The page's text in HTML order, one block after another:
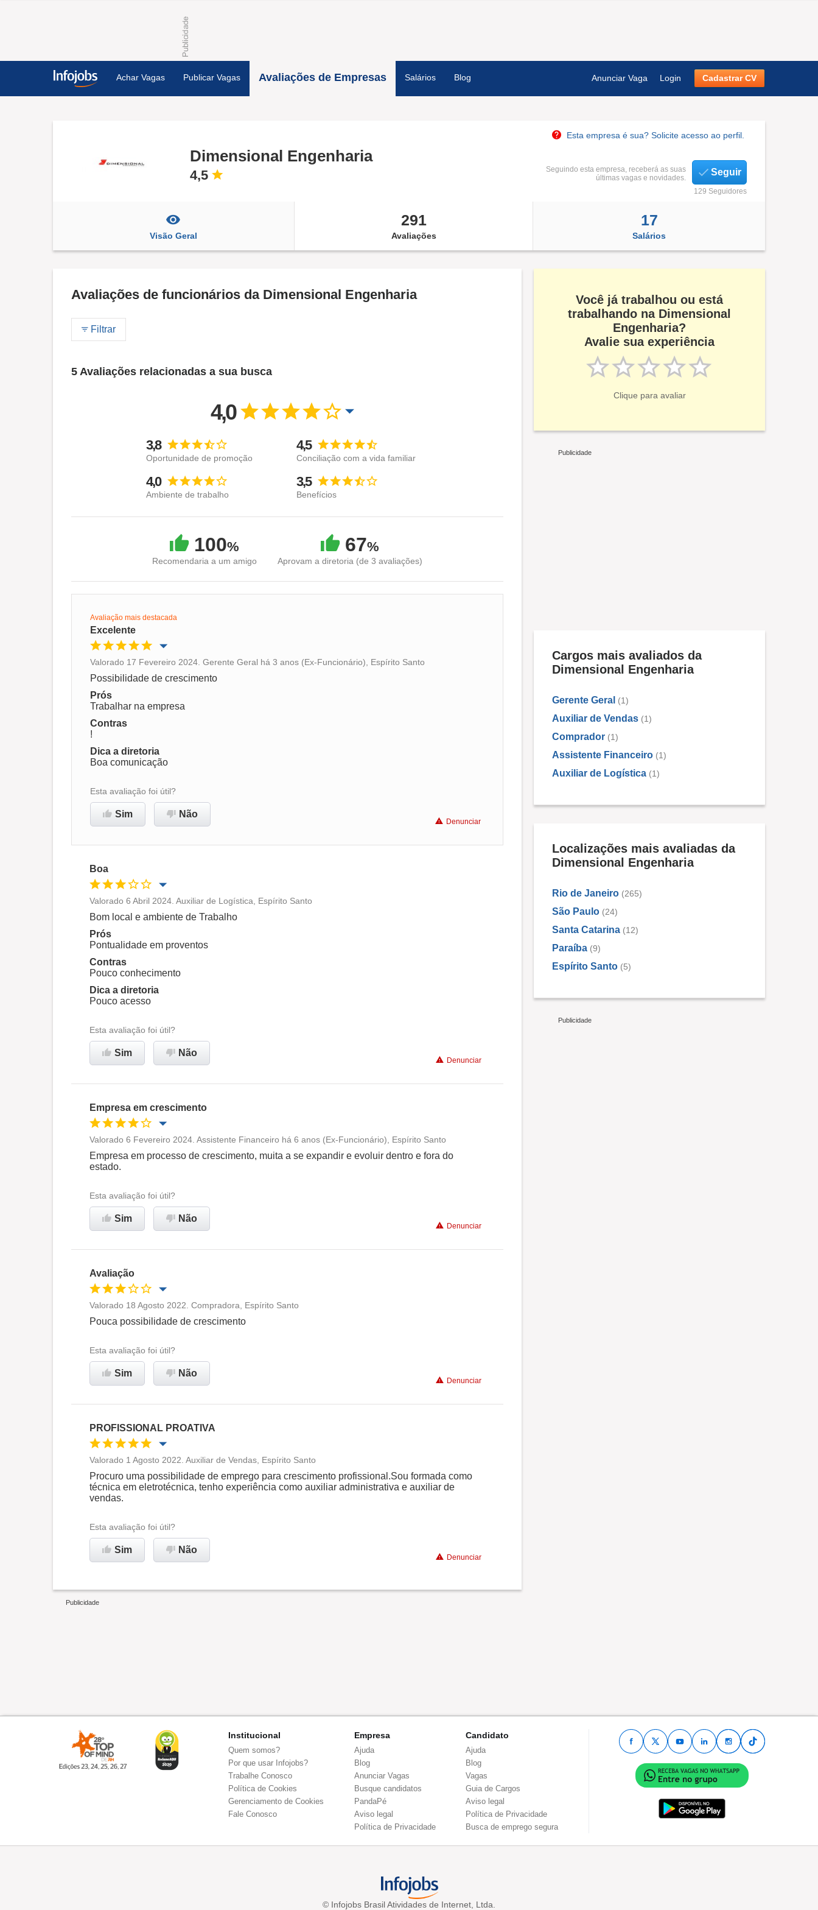
Achar Vagas Publicar Vagas Avaliações de Empresas Salários Blog Anunciar Vaga Login Cadastrar CV
Esta empresa é sua? Solicite acesso ao perfil.
Dimensional Engenharia
4,5
Seguindo esta empresa, receberá as suas
últimas vagas e novidades.
Seguir
129 Seguidores
Visão Geral
291
Avaliações
17
Salários
Avaliações de funcionários da Dimensional Engenharia
Filtrar
5 Avaliações relacionadas a sua busca
4,0
3,8
Oportunidade de promoção
4,5
Conciliação com a vida familiar
4,0
Ambiente de trabalho
3,5
Benefícios
100%
Recomendaria a um amigo
67%
Aprovam a diretoria (de 3 avaliações)
Avaliação mais destacada
Excelente
Oportunidade de promoção
Ambiente de trabalho
Valorado 17 Fevereiro 2024. Gerente Geral há 3 anos (Ex-Funcionário), Espírito Santo
Possibilidade de crescimento
Prós
Trabalhar na empresa
Contras
!
Dica a diretoria
Boa comunicação
Esta avaliação foi útil?
Sim Não
Denunciar
Boa
Oportunidade de promoção
Ambiente de trabalho
Recomenda esta empresa
Valorado 6 Abril 2024. Auxiliar de Logística, Espírito Santo
Bom local e ambiente de Trabalho
Prós
Pontualidade em proventos
Contras
Pouco conhecimento
Dica a diretoria
Pouco acesso
Esta avaliação foi útil?
Sim Não
Denunciar
Empresa em crescimento
Oportunidade de promoção Conciliação com a vida familiar
Recomenda esta empresa
Valorado 6 Fevereiro 2024. Assistente Financeiro há 6 anos (Ex-Funcionário), Espírito Santo
Empresa em processo de crescimento, muita a se expandir e evoluir dentro e fora do
estado.
Esta avaliação foi útil?
Sim Não
Denunciar
Avaliação
Oportunidade de promoção
Ambiente de trabalho
Recomenda esta empresa
Valorado 18 Agosto 2022. Compradora, Espírito Santo
Pouca possibilidade de crescimento
Esta avaliação foi útil?
Sim Não
Denunciar
PROFISSIONAL PROATIVA
Oportunidade de promoção
Ambiente de trabalho
Conciliação com a vida familiar
Recomenda esta empresa
Valorado 1 Agosto 2022. Auxiliar de Vendas, Espírito Santo
Procuro uma possibilidade de emprego para crescimento profissional.Sou formada como
técnica em eletrotécnica, tenho experiência como auxiliar administrativa e auxiliar de
vendas.
Esta avaliação foi útil?
Sim Não
Denunciar
Você já trabalhou ou está
trabalhando na Dimensional
Engenharia?
Avalie sua experiência
Clique para avaliar
Cargos mais avaliados da
Dimensional Engenharia
Gerente Geral (1)
Auxiliar de Vendas (1)
Comprador (1)
Assistente Financeiro (1)
Auxiliar de Logística (1)
Localizações mais avaliadas da
Dimensional Engenharia
Rio de Janeiro (265)
São Paulo (24)
Santa Catarina (12)
Paraíba (9)
Espírito Santo (5)
Institucional
Quem somos?
Por que usar Infojobs?
Trabalhe Conosco
Política de Cookies
Gerenciamento de Cookies
Fale Conosco
Empresa
Ajuda
Blog
Anunciar Vagas
Busque candidatos
PandaPé
Aviso legal
Política de Privacidade
Candidato
Ajuda
Blog
Vagas
Guia de Cargos
Aviso legal
Política de Privacidade
Busca de emprego segura
© Infojobs Brasil Atividades de Internet, Ltda.